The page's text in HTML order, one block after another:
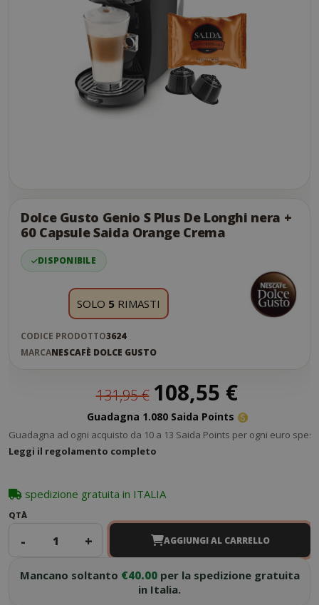
the
end
the
images
Dolce Gusto Genio S Plus De Longhi nera +
60 Capsule Saida Orange Crema
DISPONIBILE
SOLO 5RIMASTI
CODICE PRODOTTO3624
MARCANESCAFÈ DOLCE GUSTO
131,95 €
Prezzo
speciale
108,55 €
Guadagna 1.080 Saida Points
Guadagna ad ogni acquisto da 10 a 13 Saida Points per ogni euro
Leggi il regolamento completo
spedizione gratuita in ITALIA
QTÀ
- + AGGIUNGI AL CARRELLO
Mancano soltanto €40.00per la spedizione gratuita
in Italia.